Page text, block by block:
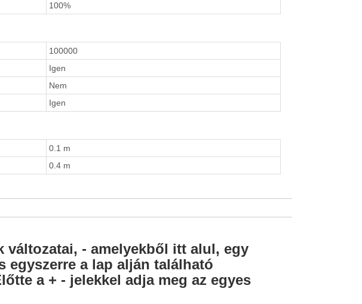
100%
100000
Igen
Nem
Igen
0.1 m
0.4 m
változatai, - amelyekből itt alul, egy
egyszerre a lap alján található
a + - jelekkel adja meg az egyes